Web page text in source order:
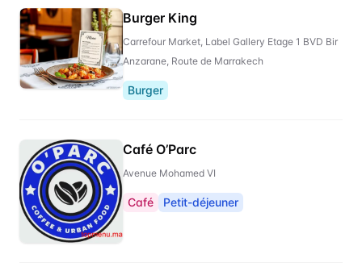
Burger King
Carrefour Market, Label Gallery Etage 1 BVD Bir
Anzarane, Route de Marrakech
Burger
Café O’Parc
Avenue Mohamed VI
Café Petit-déjeuner